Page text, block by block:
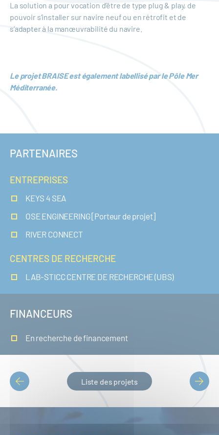
La solution a pour vocation d’être de type plug & play, de
pouvoir s’installer sur navire neuf ou en rétrofit et de
s’adapter à la manœuvrabilité du navire.
Le projet BRAISE est également labellisé par le Pôle Mer
Méditerranée.
PARTENAIRES
ENTREPRISES
KEYS 4 SEA
OSE ENGINEERING [Porteur de projet]
RIVER CONNECT
CENTRES DE RECHERCHE
LAB-STICC CENTRE DE RECHERCHE (UBS)
FINANCEURS
En recherche de financement
PAGINATION
Liste des projets